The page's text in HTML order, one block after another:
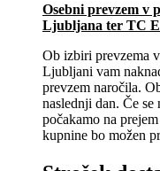
Osebni prevzem v
Ljubljana​ ter TC
Ob izbiri prevzema
Ljubljani vam
prevzem naročila.
naslednji dan. Če
počakamo na
kupnine bo možen